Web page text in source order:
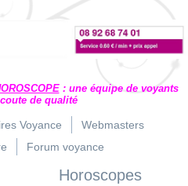
: une équipe de voyants
de qualité
Voyance
Webmasters
Forum voyance
Horoscopes